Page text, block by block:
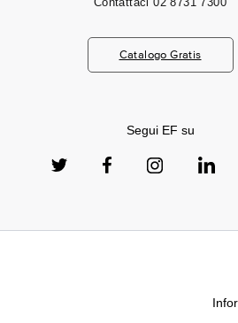
Catalogo Gratis
Segui EF su